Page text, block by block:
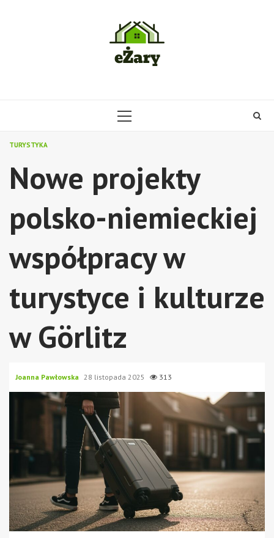
PRIMARY
TURYSTYKA
Nowe projekty
polsko-niemieckiej
współpracy w
turystyce i kulturze
w Görlitz
Joanna Pawłowska 28 listopada 2025 313